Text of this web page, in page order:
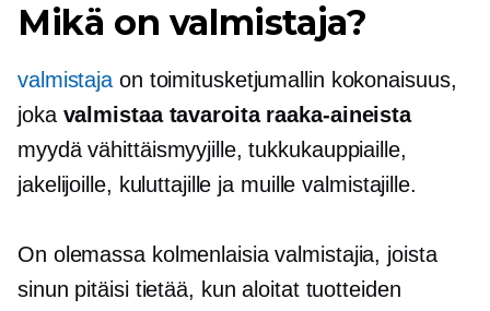
Mikä on valmistaja?
valmistaja on toimitusketjumallin kokonaisuus,
joka valmistaa tavaroita raaka-aineista
myydä vähittäismyyjille, tukkukauppiaille,
jakelijoille, kuluttajille ja muille valmistajille.
On olemassa kolmenlaisia ​​valmistajia, joista
sinun pitäisi tietää, kun aloitat tuotteiden